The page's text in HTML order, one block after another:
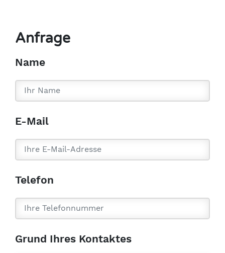
Anfrage
Name
E-Mail
Telefon
Grund Ihres Kontaktes